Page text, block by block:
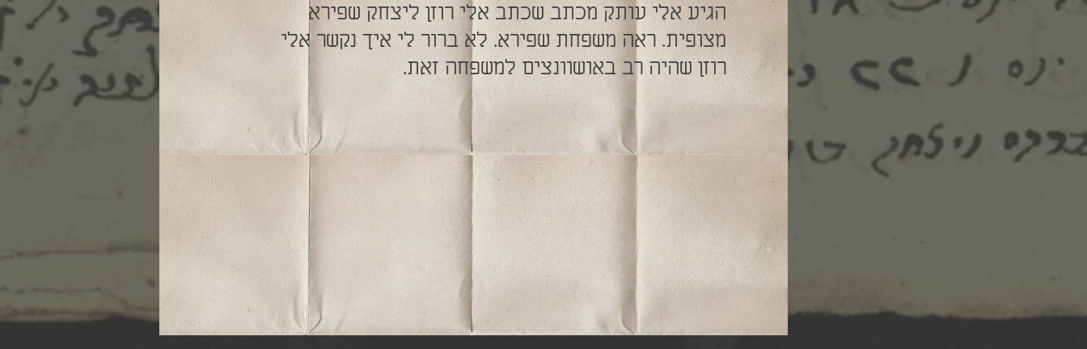
הגיע אלי עותק מכתב שכתב אלי רוזן ליצחק שפירא
מצופית. ראה משפחת שפירא. לא ברור לי איך נקשר אלי
רוזן שהיה רב באושוונצים למשפחה זאת.